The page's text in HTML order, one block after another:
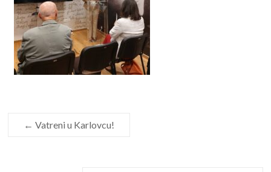
← Vatreni u Karlovcu!